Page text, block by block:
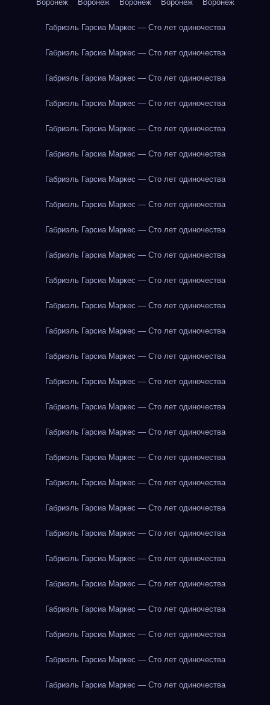
Воронеж Воронеж Воронеж Воронеж Воронеж
Габриэль Гарсиа Маркес — Сто лет одиночества
Габриэль Гарсиа Маркес — Сто лет одиночества
Габриэль Гарсиа Маркес — Сто лет одиночества
Габриэль Гарсиа Маркес — Сто лет одиночества
Габриэль Гарсиа Маркес — Сто лет одиночества
Габриэль Гарсиа Маркес — Сто лет одиночества
Габриэль Гарсиа Маркес — Сто лет одиночества
Габриэль Гарсиа Маркес — Сто лет одиночества
Габриэль Гарсиа Маркес — Сто лет одиночества
Габриэль Гарсиа Маркес — Сто лет одиночества
Габриэль Гарсиа Маркес — Сто лет одиночества
Габриэль Гарсиа Маркес — Сто лет одиночества
Габриэль Гарсиа Маркес — Сто лет одиночества
Габриэль Гарсиа Маркес — Сто лет одиночества
Габриэль Гарсиа Маркес — Сто лет одиночества
Габриэль Гарсиа Маркес — Сто лет одиночества
Габриэль Гарсиа Маркес — Сто лет одиночества
Габриэль Гарсиа Маркес — Сто лет одиночества
Габриэль Гарсиа Маркес — Сто лет одиночества
Габриэль Гарсиа Маркес — Сто лет одиночества
Габриэль Гарсиа Маркес — Сто лет одиночества
Габриэль Гарсиа Маркес — Сто лет одиночества
Габриэль Гарсиа Маркес — Сто лет одиночества
Габриэль Гарсиа Маркес — Сто лет одиночества
Габриэль Гарсиа Маркес — Сто лет одиночества
Габриэль Гарсиа Маркес — Сто лет одиночества
Габриэль Гарсиа Маркес — Сто лет одиночества